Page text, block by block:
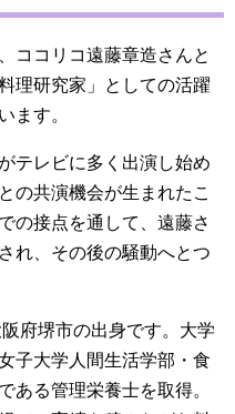
ココリコ遠藤章造さんと
理研究家」としての活躍
ます。
テレビに多く出演し始め
の共演機会が生まれたこ
の接点を通して、遠藤さ
れ、その後の騒動へとつ
府堺市の出身です。大学
子大学人間生活学部・食
ある管理栄養士を取得。